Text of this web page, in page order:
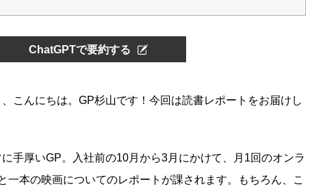
ChatGPTで要約する
こんにちは。GP杉山です！今回は読書レポートをお届けし
手厚いGP。入社前の10月から3月にかけて、月1回のオンラ
一本の映画についてのレポートが課されます。もちろん、こ